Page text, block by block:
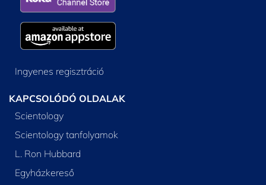
Ingyenes regisztráció
KAPCSOLÓDÓ OLDALAK
Scientology
Scientology tanfolyamok
L. Ron Hubbard
Egyházkereső